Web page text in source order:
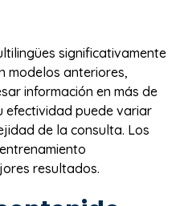
significativamente
modelos anteriores,
información en más de
efectividad puede variar
de la consulta. Los
resultados.